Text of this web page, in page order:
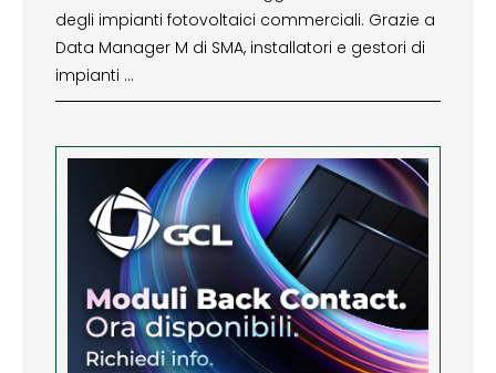
degli impianti fotovoltaici commerciali. Grazie a
Data Manager M di SMA, installatori e gestori di
impianti …